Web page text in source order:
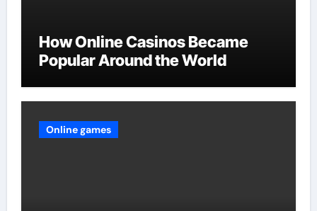
How Online Casinos Became
Popular Around the World
Online games